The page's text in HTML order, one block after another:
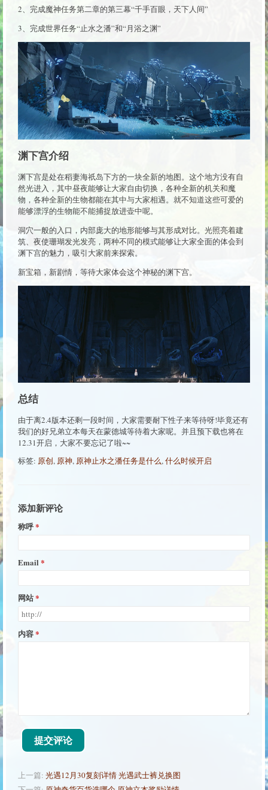
2、完成魔神任务第二章的第三幕“千手百眼，天下人间”
3、完成世界任务“止水之潘”和“月浴之渊”
渊下宫介绍
渊下宫是处在稻妻海祇岛下方的一块全新的地图。这个地方没有自
然光进入，其中昼夜能够让大家自由切换，各种全新的机关和魔
物，各种全新的生物都能在其中与大家相遇。就不知道这些可爱的
能够漂浮的生物能不能捕捉放进壶中呢。
洞穴一般的入口，内部庞大的地形能够与其形成对比。光照亮着建
筑、夜使珊瑚发光发亮，两种不同的模式能够让大家全面的体会到
渊下宫的魅力，吸引大家前来探索。
新宝箱，新剧情，等待大家体会这个神秘的渊下宫。
总结
由于离2.4版本还剩一段时间，大家需要耐下性子来等待呀!毕竟还有
我们的好兄弟立本每天在蒙德城等待着大家呢。并且预下载也将在
12.31开启，大家不要忘记了啦~~
标签: 原创, 原神, 原神止水之潘任务是什么,什么时候开启
添加新评论
称呼
Email
网站
内容
提交评论
上一篇: 光遇12月30复刻详情 光遇武士裤兑换图